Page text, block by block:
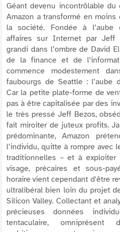
Géant devenu incontrôlable du
Amazon a transformé en moins
la société. Fondée à l’aube
affaires sur Internet par Jeff
grandi dans l’ombre de David
de la finance et de
commence modestement
faubourgs de Seattle : l’aube
Car la petite plate-forme de
pas à être capitalisée par des
le très pressé Jeff Bezos,
fait miroiter de juteux profits.
prédominante, Amazon
l’individu, quitte à rompre avec
traditionnelles – et à exploiter
visage, précaires et sous-
horaire vient cependant d'être
ultralibéral bien loin du projet
Silicon Valley. Collectant et
précieuses données
tentaculaire,